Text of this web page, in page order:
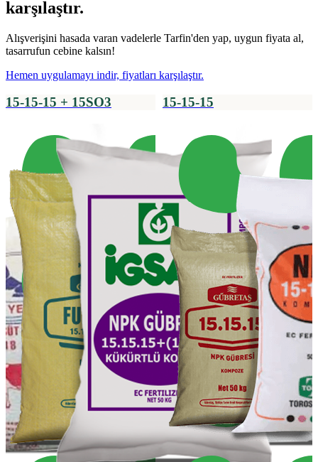
karşılaştır.
Alışverişini hasada varan vadelerle Tarfin'den yap, uygun fiyata al,
tasarrufun cebine kalsın!
Hemen uygulamayı indir, fiyatları karşılaştır.
15-15-15 + 15SO3 15-15-15